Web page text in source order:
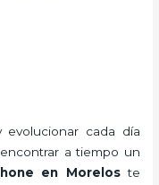
evolucionar cada día
a tiempo un
en Moreloste